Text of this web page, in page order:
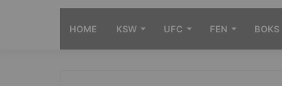
HOME KSW UFC FEN BOKS